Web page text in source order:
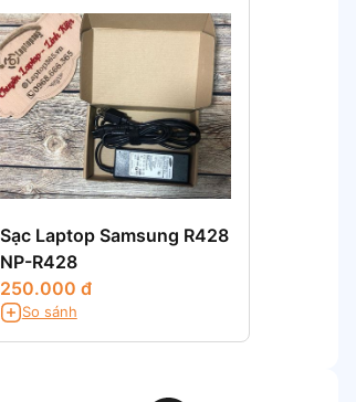
Sạc Laptop Samsung R428
NP-R428
250.000 đ
So sánh